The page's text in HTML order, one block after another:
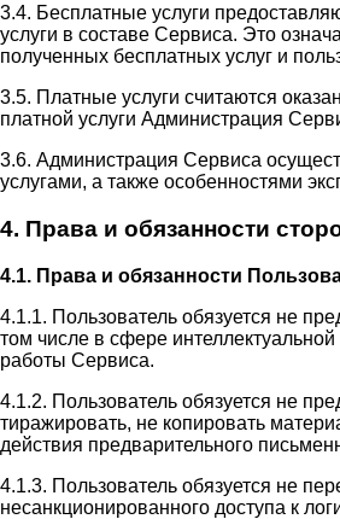
3.4. Бесплатные услуги
услуги в составе Сервиса. Это
полученных бесплатных услуг и
3.5. Платные услуги считаются
платной услуги Администрация
3.6. Администрация Сервиса
услугами, а также особенностями
4. Права и обязанности
4.1. Права и обязанности
4.1.1. Пользователь обязуется не
том числе в сфере
работы Сервиса.
4.1.2. Пользователь обязуется не
тиражировать, не копировать
действия предварительного
4.1.3. Пользователь обязуется не
несанкционированного доступа к